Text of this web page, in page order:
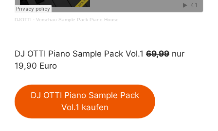
DJOTTI · Vorschau Sample Pack Piano House
DJ OTTI Piano Sample Pack Vol.1 69,99 nur
19,90 Euro
DJ OTTI Piano Sample Pack
Vol.1 kaufen